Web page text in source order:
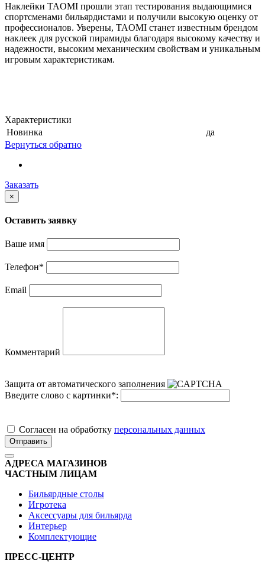
Наклейки TAOMI прошли этап тестирования выдающимися
спортсменами бильярдистами и получили высокую оценку от
профессионалов. Уверены, TAOMI станет известным брендом
наклеек для русской пирамиды благодаря высокому качеству и
надежности, высоким механическим свойствам и уникальным
игровым характеристикам.
Характеристики
Новинка
да
Вернуться обратно
Заказать
×
Оставить заявку
Ваше имя
Телефон*
Email
Комментарий
Защита от автоматического заполнения
Введите слово с картинки*:
Cогласен на обработку персональных данных
Отправить
АДРЕСА МАГАЗИНОВ
ЧАСТНЫМ ЛИЦАМ
Бильярдные столы
Игротека
Аксессуары для бильярда
Интерьер
Комплектующие
ПРЕСС-ЦЕНТР